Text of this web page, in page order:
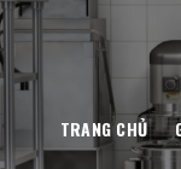
TRANG CHỦ